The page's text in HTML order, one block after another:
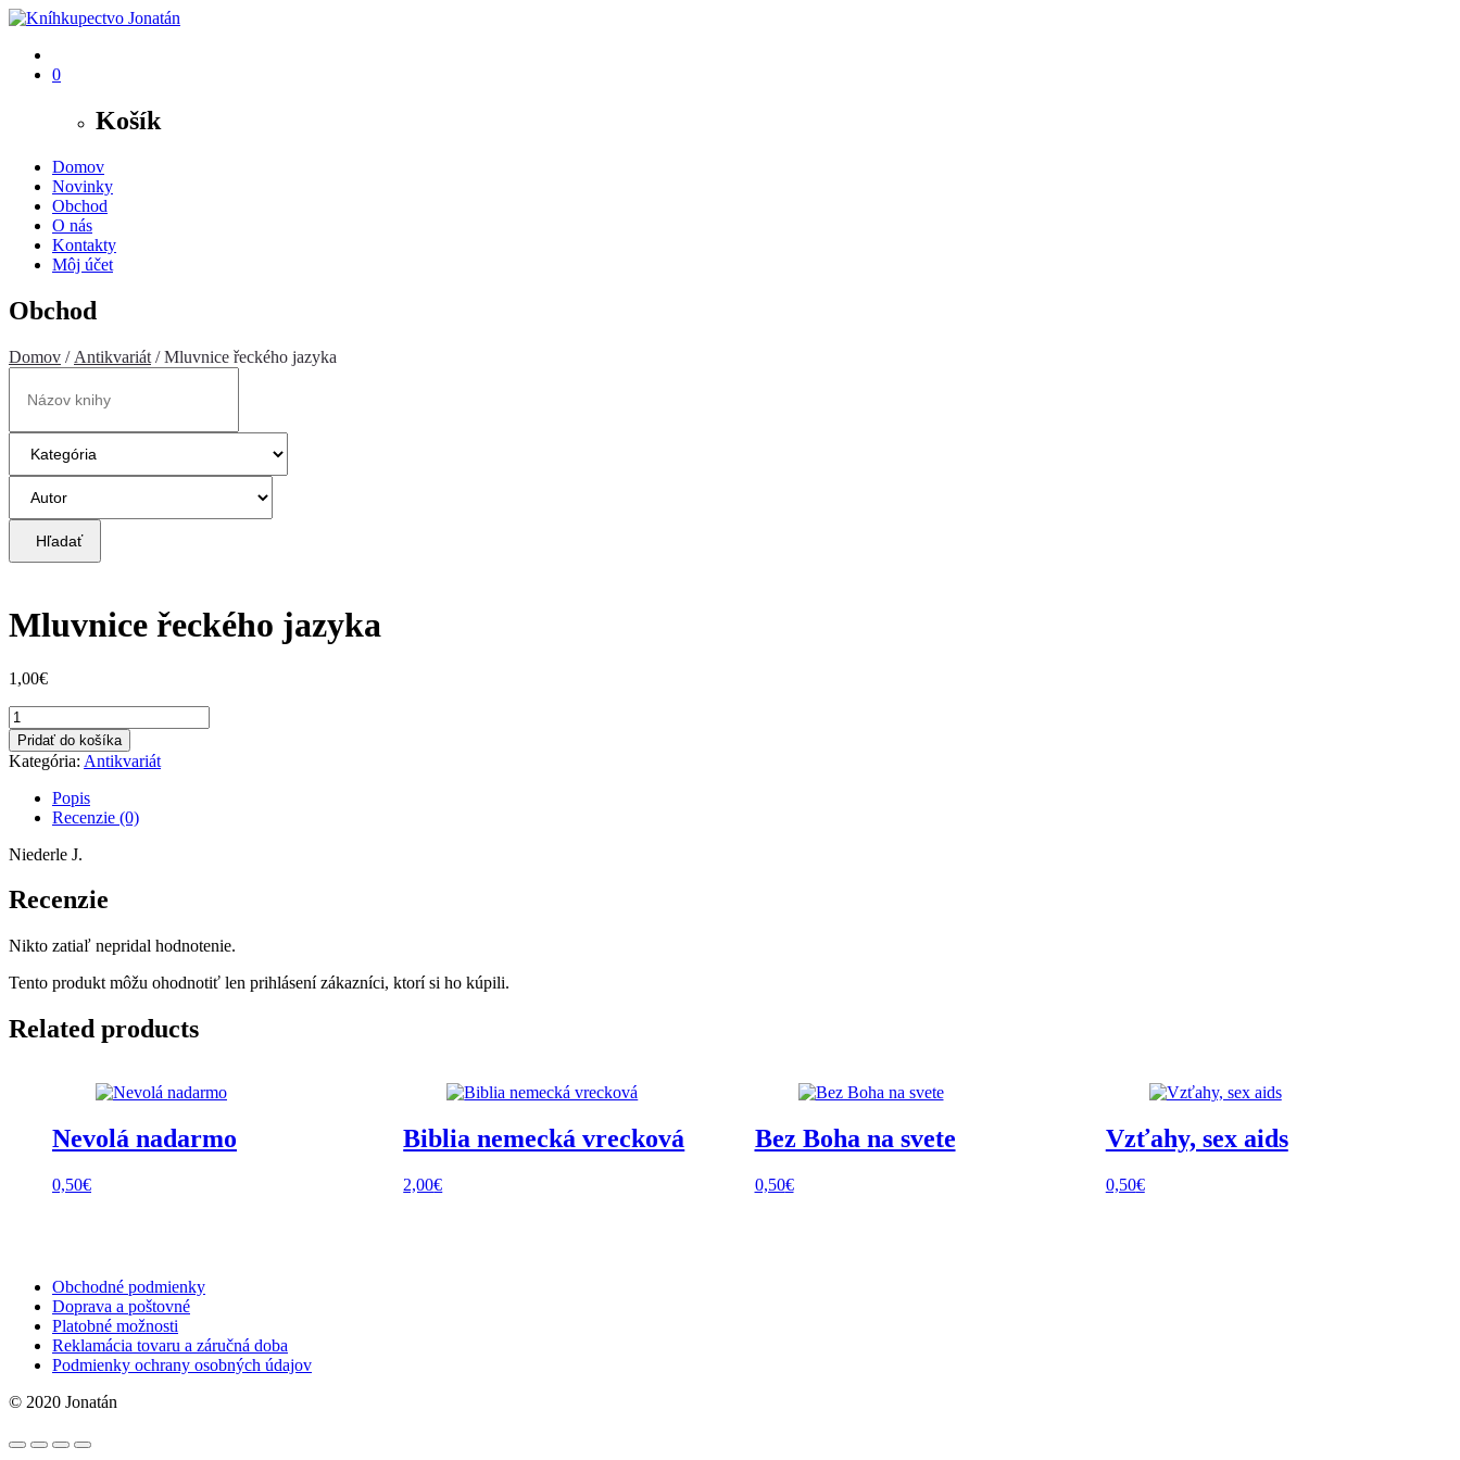
0
Košík
Domov
Novinky
Obchod
O nás
Kontakty
Môj účet
Obchod
Domov / Antikvariát / Mluvnice řeckého jazyka
Hľadať
Mluvnice řeckého jazyka
1,00€
množstvo
Mluvnice
řeckého
jazyka
Pridať do košíka
Kategória: Antikvariát
Popis
Recenzie (0)
Niederle J.
Recenzie
Nikto zatiaľ nepridal hodnotenie.
Tento produkt môžu ohodnotiť len prihlásení zákazníci, ktorí si ho kúpili.
Related products
Nevolá nadarmo
0,50€
Biblia nemecká vrecková
2,00€
Bez Boha na svete
0,50€
Vzťahy, sex aids
0,50€
Obchodné podmienky
Doprava a poštovné
Platobné možnosti
Reklamácia tovaru a záručná doba
Podmienky ochrany osobných údajov
© 2020 Jonatán